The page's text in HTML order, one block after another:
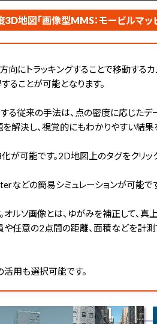
3D地図「画像型MMS：モービルマッ
トラッキングすることで移動する
ることが可能となります。
従来の手法は、点の密度に応じたデ
解決し、視覚的にもわかりやすい結果
が可能です。2D地図上のタグをクリ
などの簡易シミュレーションが可能で
ルソ画像とは、ゆがみを補正して、
任意の2点間の距離、面積などを計
用も選択可能です。